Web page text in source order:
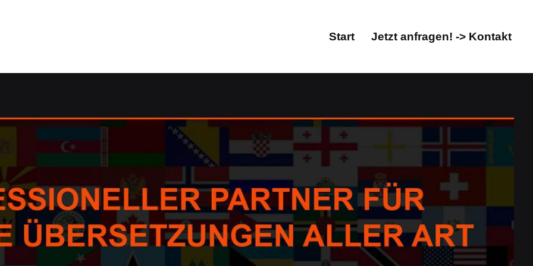
Start Jetzt anfragen! -> Kontakt
✓Korrektorat/Lektorat, Dolmetscher, Übersetzungsagentur, Übersetzungsbüro. Finden Sie jetzt
Korrektorat/Lektorat, Dolmetscher, Übersetzungsbüro. Gesucht: ✓Übersetzungsagentur,
✓Übersetzungsbüro in 57612 Giesenhausen. ➡️ Guul Prime, Ihr Übersetzungsprofi &
✉.